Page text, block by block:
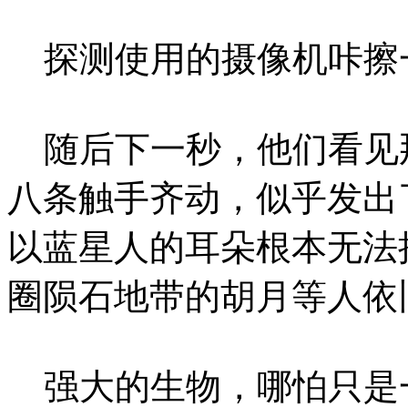
探测使用的摄像机咔擦
随后下一秒，他们看见
八条触手齐动，似乎发
以蓝星人的耳朵根本无
圈陨石地带的胡月等人
强大的生物，哪怕只是